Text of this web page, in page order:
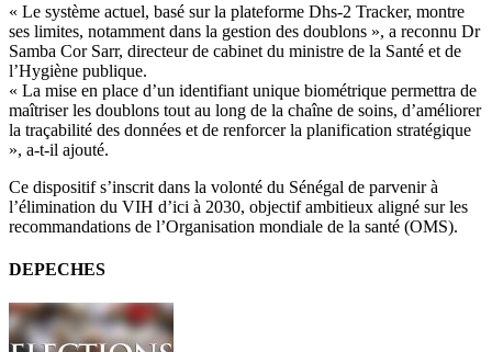
« Le système actuel, basé sur la plateforme Dhs-2 Tracker, montre
ses limites, notamment dans la gestion des doublons », a reconnu Dr
Samba Cor Sarr, directeur de cabinet du ministre de la Santé et de
l’Hygiène publique.
« La mise en place d’un identifiant unique biométrique permettra de
maîtriser les doublons tout au long de la chaîne de soins, d’améliorer
la traçabilité des données et de renforcer la planification stratégique
», a-t-il ajouté.
Ce dispositif s’inscrit dans la volonté du Sénégal de parvenir à
l’élimination du VIH d’ici à 2030, objectif ambitieux aligné sur les
recommandations de l’Organisation mondiale de la santé (OMS).
DEPECHES